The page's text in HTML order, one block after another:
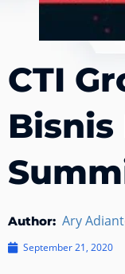
CTI
Author: Ary
September 21, 2020